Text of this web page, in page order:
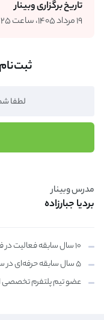
تاریخ برگزاری وبینار
۱۹ مرداد ۱۴۰۵، ساعت ۰۹:۲۵
مدرس وبینار
بردیا جبارزاده
۱۰ سال سابقه فعالیت در فروش آنلاین
۵ سال سابقه حرفه‌ای در سوشال مدیا
عضو تیم پلتفرم تخصصی